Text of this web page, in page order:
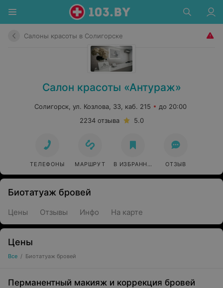
Салоны красоты в Солигорске
Салон красоты «Антураж»
Солигорск, ул. Козлова, 33, каб. 215
до 20:00
2234 отзыва
5.0
ТЕЛЕФОНЫ МАРШРУТ В ИЗБРАННОЕ ОТЗЫВ
Биотатуаж бровей
Цены Отзывы Инфо На карте
Цены
Все / Биотатуаж бровей
Перманентный макияж и коррекция бровей